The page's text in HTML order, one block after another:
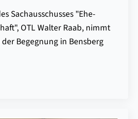
Sachausschusses "Ehe-
OTL Walter Raab, nimmt
Begegnung in Bensberg